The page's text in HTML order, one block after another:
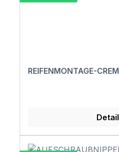
REIFENMONTAGE-